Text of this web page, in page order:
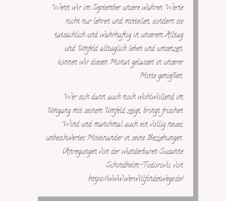
Wenn wir im September unsere wahren Werte
nicht nur lehren und mitteilen, sondern sie
tatsächlich und wahrhaftig in unserem Alltag
und Umfeld alltäglich leben und umsetzen,
können wir diesen Monat gelassen in unserer
Mitte genießen.
Wer sich dann auch noch wohlwollend im
Umgang mit seinem Umfeld zeigt, bringt frischen
Wind und manchmal auch ein völlig neues,
unbeschwertes Miteinander in seine Beziehungen.
(Anregungen von der wunderbaren Susanne
Schindhelm-Todorovic von
https://www.werwillfindetwege.de)